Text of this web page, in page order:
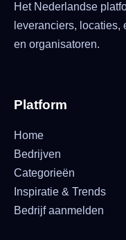
Het Nederlandse
leveranciers, locaties,
en organisatoren.
Platform
Home
Bedrijven
Categorieën
Inspiratie & Trends
Bedrijf aanmelden